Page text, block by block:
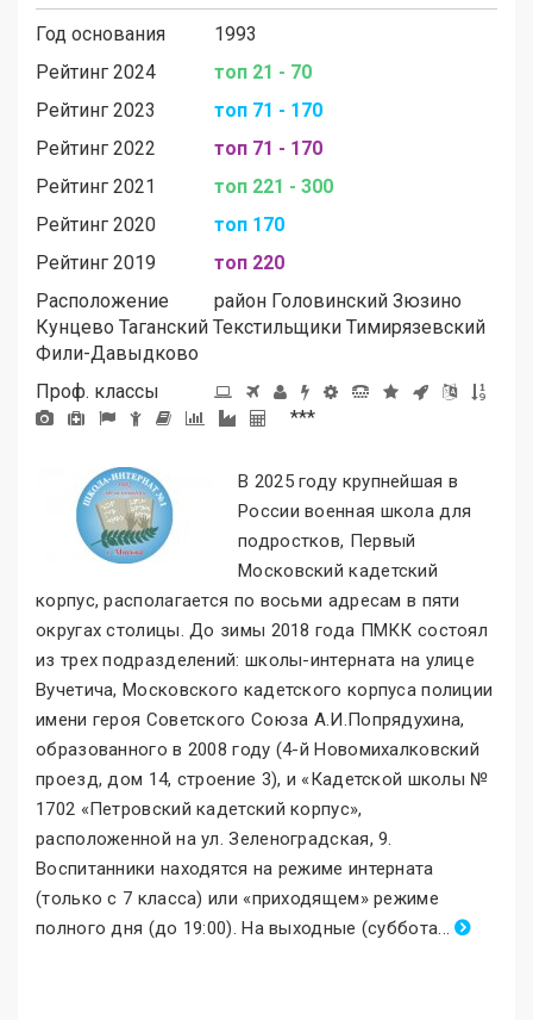
Год основания
1993
Рейтинг 2024
топ 21 - 70
Рейтинг 2023
топ 71 - 170
Рейтинг 2022
топ 71 - 170
Рейтинг 2021
топ 221 - 300
Рейтинг 2020
топ 170
Рейтинг 2019
топ 220
Расположение
район Головинский Зюзино
Кунцево Таганский Текстильщики Тимирязевский
Фили-Давыдково
Проф. классы
***
В 2025 году крупнейшая в
России военная школа для
подростков, Первый
Московский кадетский
корпус, располагается по восьми адресам в пяти
округах столицы. До зимы 2018 года ПМКК состоял
из трех подразделений: школы-интерната на улице
Вучетича, Московского кадетского корпуса полиции
имени героя Советского Союза А.И.Попрядухина,
образованного в 2008 году (4-й Новомихалковский
проезд, дом 14, строение 3), и «Кадетской школы №
1702 «Петровский кадетский корпус»,
расположенной на ул. Зеленоградская, 9.
Воспитанники находятся на режиме интерната
(только с 7 класса) или «приходящем»режиме
полного дня (до 19:00). На выходные (суббота...